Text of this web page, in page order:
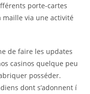
porte-cartes
via une activité
de faire les updates
casinos quelque peu
posséder.
dont s’adonnent í